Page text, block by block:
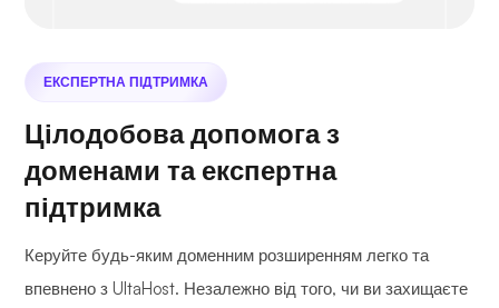
ЕКСПЕРТНА ПІДТРИМКА
Цілодобова допомога з
доменами та експертна
підтримка
Керуйте будь-яким доменним розширенням легко та
впевнено з UltaHost. Незалежно від того, чи ви захищаєте